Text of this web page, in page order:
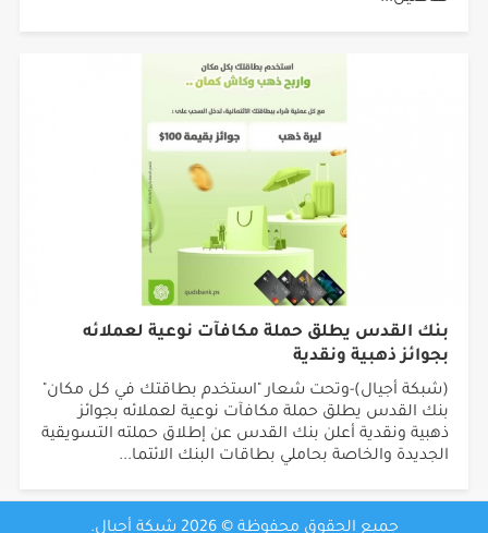
بنك القدس يطلق حملة مكافآت نوعية لعملائه
بجوائز ذهبية ونقدية
(شبكة أجيال)-وتحت شعار "استخدم بطاقتك في كل مكان"
بنك القدس يطلق حملة مكافآت نوعية لعملائه بجوائز
ذهبية ونقدية أعلن بنك القدس عن إطلاق حملته التسويقية
الجديدة والخاصة بحاملي بطاقات البنك الائتما...
جميع الحقوق محفوظة © 2026 شبكة أجيال.